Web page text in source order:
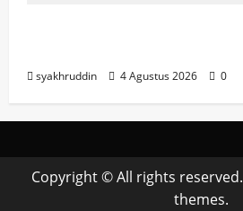
syakhruddin 4 Agustus 2026 0
Copyright © All rights reserved.
themes.